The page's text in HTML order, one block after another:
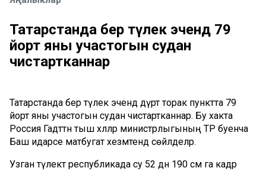
Татарстанда бер тәүлек эчендә 79
йорт яны участогын судан
чистартканнар
Татарстанда бер тәүлек эчендә дүрт торак пунктта 79
йорт яны участогын судан чистартканнар. Бу хакта
Россия Гадәттән тыш хәлләр министрлыгының ТР буенча
Баш идарәсе матбугат хезмәтендә сөйләделәр.
Узган тәүлектә республикада су 52 дән 190 см га кадәр